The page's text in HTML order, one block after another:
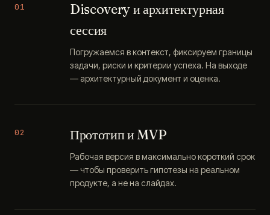
01
Discovery и архитектурная
сессия
Погружаемся в контекст, фиксируем границы
задачи, риски и критерии успеха. На выходе
— архитектурный документ и оценка.
02 Прототип и MVP
Рабочая версия в максимально короткий срок
— чтобы проверить гипотезы на реальном
продукте, а не на слайдах.